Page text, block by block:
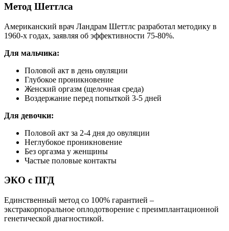
Метод Шеттлса
Американский врач Ландрам Шеттлс разработал методику в
1960-х годах, заявляя об эффективности 75-80%.
Для мальчика:
Половой акт в день овуляции
Глубокое проникновение
Женский оргазм (щелочная среда)
Воздержание перед попыткой 3-5 дней
Для девочки:
Половой акт за 2-4 дня до овуляции
Неглубокое проникновение
Без оргазма у женщины
Частые половые контакты
ЭКО с ПГД
Единственный метод со 100% гарантией –
экстракорпоральное оплодотворение с преимплантационной
генетической диагностикой.